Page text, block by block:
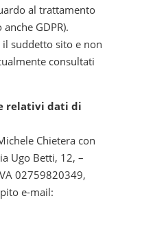
al trattamento
GDPR).
il suddetto sito e non
consultati
relativi dati di
Chietera con
Ugo Betti, 12, –
02759820349,
e-mail: